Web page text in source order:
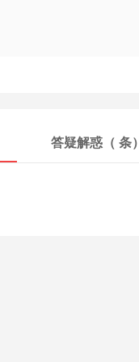
答疑解惑（ 条）